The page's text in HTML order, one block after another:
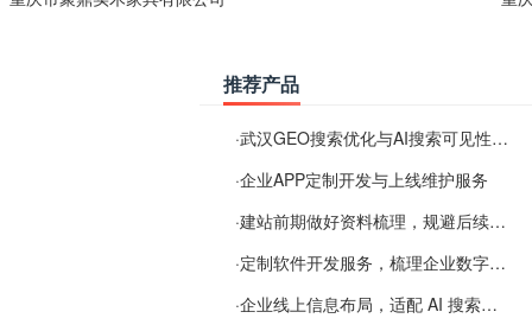
推荐产品
·武汉GEO搜索优化与AI搜索可见性服务
·企业APP定制开发与上线维护服务
·建站前期做好资料梳理，规避后续各类使用难题
·定制软件开发服务，梳理企业数字化落地常见难点
·企业线上信息布局，适配 AI 搜索需要留意这些要点